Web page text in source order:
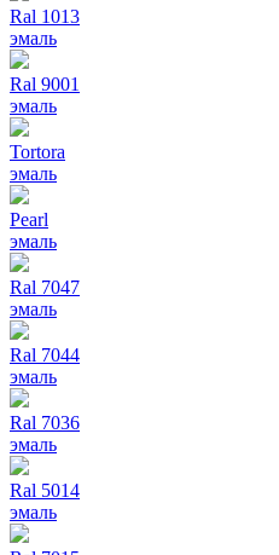
Ral 1013
эмаль
Ral 9001
эмаль
Tortora
эмаль
Pearl
эмаль
Ral 7047
эмаль
Ral 7044
эмаль
Ral 7036
эмаль
Ral 5014
эмаль